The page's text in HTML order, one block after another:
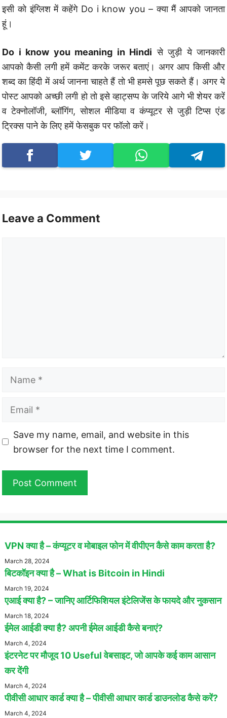
इसी को इंग्लिश में कहेंगे Do i know you – क्या मैं आपको जानता
हूं।
Do i know you meaning in Hindi से जुड़ी ये जानकारी
आपको कैसी लगी हमें कमेंट करके जरूर बताएं। अगर आप किसी और
शब्द का हिंदी में अर्थ जानना चाहते हैं तो भी हमसे पूछ सकते हैं। अगर ये
पोस्ट आपको अच्छी लगी हो तो इसे व्हाट्सप्प के जरिये आगे भी शेयर करें
व टेक्नोलॉजी, ब्लॉगिंग, सोशल मीडिया व कंप्यूटर से जुड़ी टिप्स एंड
ट्रिक्स पाने के लिए हमें फेसबुक पर फॉलो करें।
Leave a Comment
Name
Email
Website
Save my name, email, and website in this
browser for the next time I comment.
VPN क्या है – कंप्यूटर व मोबाइल फोन में वीपीएन कैसे काम करता है?
March 28, 2024
बिटकॉइन क्या है – What is Bitcoin in Hindi
March 19, 2024
एआई क्या है? – जानिए आर्टिफिशियल इंटेलिजेंस के फायदे और नुकसान
March 18, 2024
ईमेल आईडी क्या है? अपनी ईमेल आईडी कैसे बनाएं?
March 4, 2024
इंटरनेट पर मौजूद 10 Useful वेबसाइट, जो आपके कई काम आसान
कर देंगी
March 4, 2024
पीवीसी आधार कार्ड क्या है – पीवीसी आधार कार्ड डाउनलोड कैसे करें?
March 4, 2024